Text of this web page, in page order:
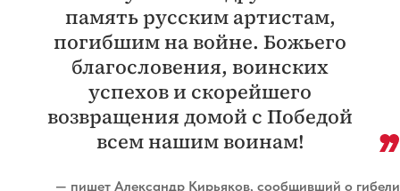
память русским артистам,
погибшим на войне. Божьего
благословения, воинских
успехов и скорейшего
возвращения домой с Победой
всем нашим воинам!
— пишет Александр Кирьяков, сообщивший о гибели